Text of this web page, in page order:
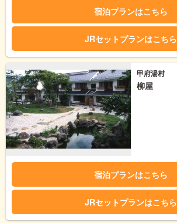
宿泊プランはこちら
JRセットプランはこちら
甲府湯村
柳屋
宿泊プランはこちら
JRセットプランはこちら